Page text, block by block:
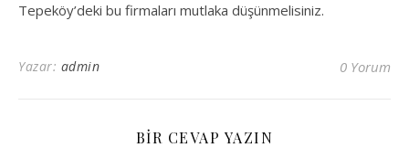
Tepeköy’deki bu firmaları mutlaka düşünmelisiniz.
Yazar: admin 0 Yorum
BIR CEVAP YAZIN